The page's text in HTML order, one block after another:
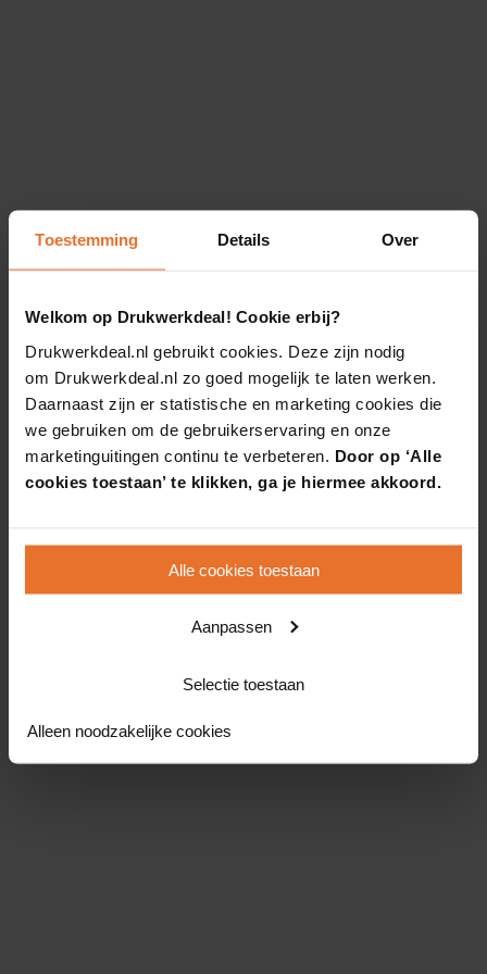
Toestemming Details Over
Welkom op Drukwerkdeal! Cookie erbij?
Drukwerkdeal.nl gebruikt cookies. Deze zijn nodig
om Drukwerkdeal.nl zo goed mogelijk te laten werken.
Daarnaast zijn er statistische en marketing cookies die
we gebruiken om de gebruikerservaring en onze
marketinguitingen continu te verbeteren. Door op ‘Alle
cookies toestaan’ te klikken, ga je hiermee akkoord.
Alle cookies toestaan
Aanpassen
Selectie toestaan
Alleen noodzakelijke cookies